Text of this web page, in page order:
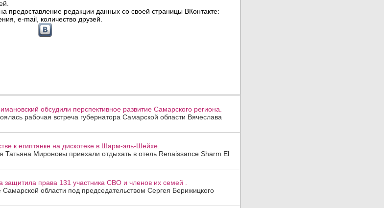
обсудили перспективное развитие Самарского региона.
рабочая встреча губернатора Самарской области Вячеслава
к египтянке на дискотеке в Шарм-эль-Шейхе.
Татьяна Мироновы приехали отдыхать в отель Renaissance Sharm El
защитила права 131 участника СВО и членов их семей .
Самарской области под председательством Сергея Берижицкого